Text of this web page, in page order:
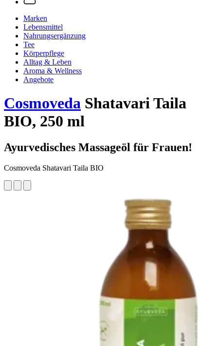
Marken
Lebensmittel
Nahrungsergänzung
Tee
Körperpflege
Alltag & Leben
Aroma & Wellness
Angebote
Cosmoveda Shatavari Taila
BIO, 250 ml
Ayurvedisches Massageöl für Frauen!
Cosmoveda Shatavari Taila BIO